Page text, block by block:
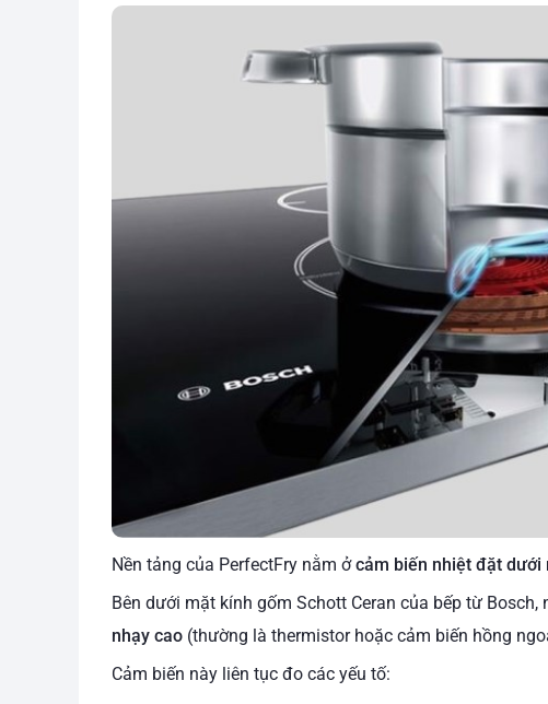
Nền tảng của PerfectFry nằm ởcảm biến nhiệt đặt dưới
Bên dưới mặt kính gốm Schott Ceran của bếp từ
nhạy cao (thường là thermistor hoặc cảm biến hồng
Cảm biến này liên tục đo các yếu tố: